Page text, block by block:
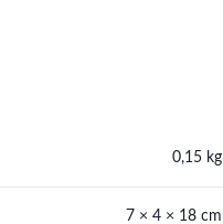
0,15 kg
7 × 4 × 18 cm